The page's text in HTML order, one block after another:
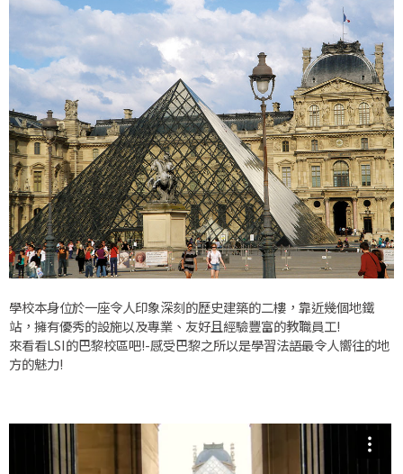
學校本身位於一座令人印象深刻的歷史建築的二樓，靠近幾個地鐵
站，擁有優秀的設施以及專業、友好且經驗豐富的教職員工!
來看看LSI的巴黎校區吧!-感受巴黎之所以是學習法語最令人嚮往的地
方的魅力!